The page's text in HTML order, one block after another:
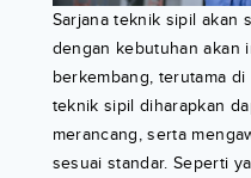
Sarjana teknik sipil akan
dengan kebutuhan akan
berkembang, terutama
teknik sipil diharapkan
merancang, serta
sesuai standar. Seperti